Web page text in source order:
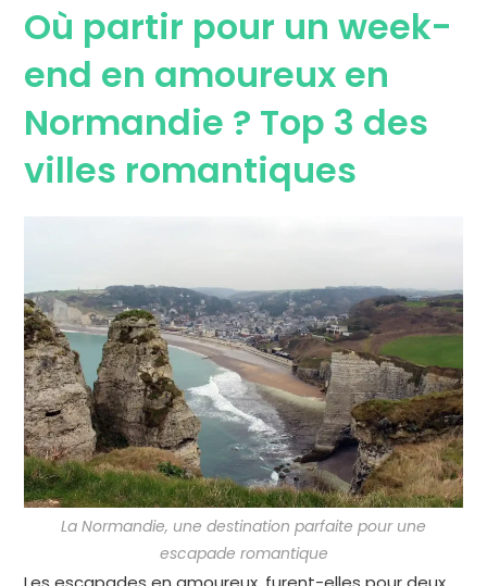
Où partir pour un week-
end en amoureux en
Normandie ? Top 3 des
villes romantiques
La Normandie, une destination parfaite pour une
escapade romantique